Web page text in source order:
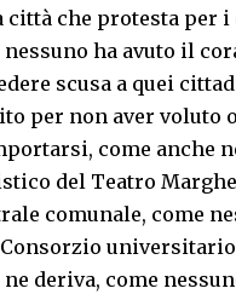
città che protesta per
nessuno ha avuto il
scusa a quei
per non aver voluto
come anche
del Teatro
comunale, come
ne deriva, come